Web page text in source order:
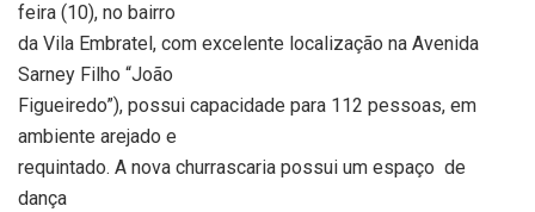
feira (10), no bairro
da Vila Embratel, com excelente localização na Avenida
Sarney Filho “João
Figueiredo”), possui capacidade para 112 pessoas, em
ambiente arejado e
requintado. A nova churrascaria possui um espaço de
dança